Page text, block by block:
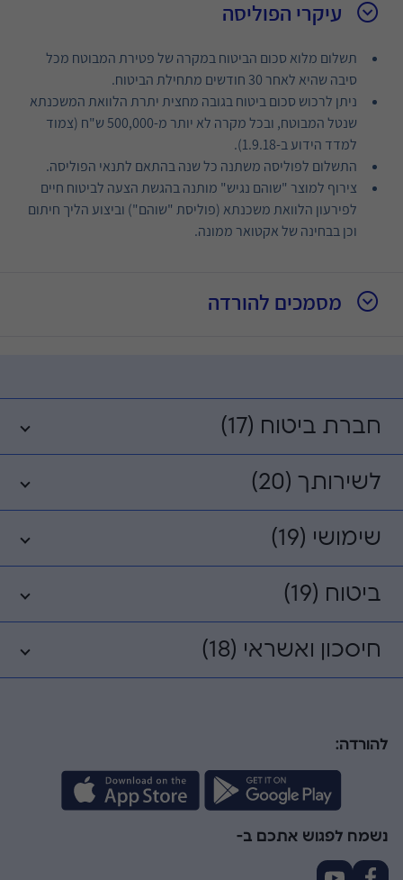
עיקרי הפוליסה
תשלום מלוא סכום הביטוח במקרה של פטירת המבוטח מכל
סיבה שהיא לאחר 30 חודשים מתחילת הביטוח.
ניתן לרכוש סכום ביטוח בגובה מחצית יתרת הלוואת המשכנתא
שנטל המבוטח, ובכל מקרה לא יותר מ-500,000 ש"ח (צמוד
למדד הידוע ב-1.9.18).
התשלום לפוליסה משתנה כל שנה בהתאם לתנאי הפוליסה.
צירוף למוצר "שוהם נגיש" מותנה בהגשת הצעה לביטוח חיים
לפירעון הלוואת משכנתא (פוליסת "שוהם") וביצוע הליך חיתום
וכן בבחינה של אקטואר ממונה.
מסמכים להורדה
חברת ביטוח (17)
לשירותך (20)
שימושי (19)
ביטוח (19)
חיסכון ואשראי (18)
להורדה:
נשמח לפגוש אתכם ב-